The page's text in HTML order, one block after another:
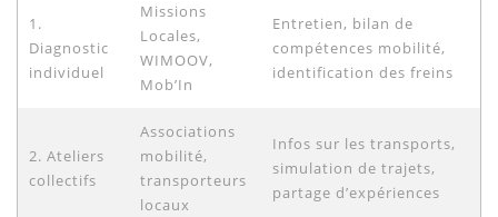
1.
Diagnostic
individuel
Missions
Locales,
WIMOOV,
Mob’In
Entretien, bilan de
compétences mobilité,
identification des freins
2. Ateliers
collectifs
Associations
mobilité,
transporteurs
locaux
Infos sur les transports,
simulation de trajets,
partage d’expériences